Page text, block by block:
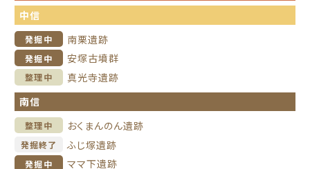
中信
発掘中 南栗遺跡
発掘中 安塚古墳群
整理中
真光寺遺跡
南信
整理中 おくまんのん遺跡
発掘終了 ふじ塚遺跡
発掘中 ママ下遺跡